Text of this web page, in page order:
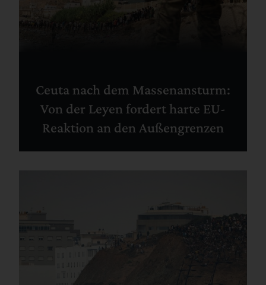
Ceuta nach dem Massenansturm:
Von der Leyen fordert harte EU-
Reaktion an den Außengrenzen